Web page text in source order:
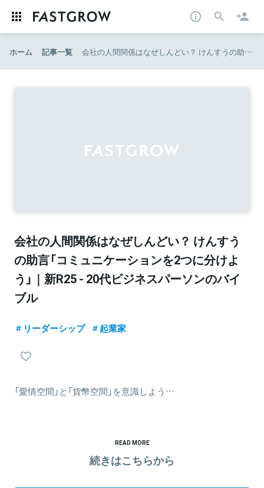
ホーム 記事一覧 会社の人間関係はなぜしんどい？ けんすうの助言「コミュニケーションを2つに分けよう」｜新R25 - 20代ビジネスパーソンのバイブル
会社の人間関係はなぜしんどい？ けんすう
の助言「コミュニケーションを2つに分けよ
う」｜新R25 - 20代ビジネスパーソンのバイ
ブル
リーダーシップ 起業家
「愛情空間」と「貨幣空間」を意識しよう…
READ MORE
続きはこちらから